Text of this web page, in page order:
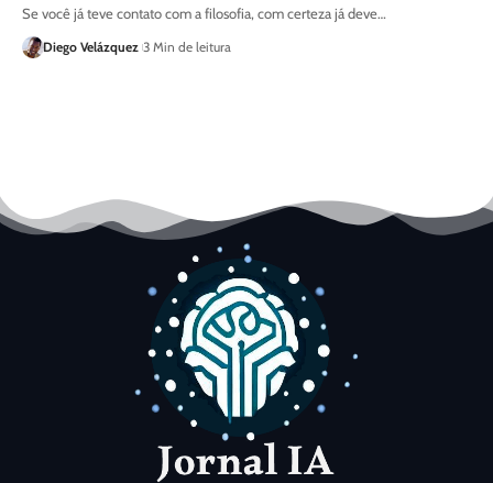
Se você já teve contato com a filosofia, com certeza já deve…
Diego Velázquez 3 Min de leitura